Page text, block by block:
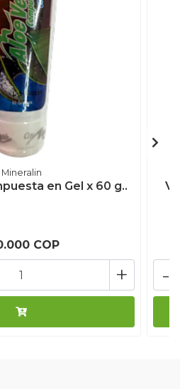
Mineralin
en Gel x 60 g..
COP
+ -